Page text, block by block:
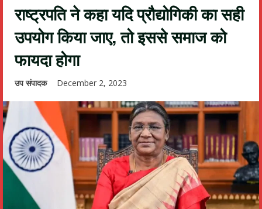
राष्ट्रपति ने कहा यदि प्रौद्योगिकी का सही
उपयोग किया जाए, तो इससे समाज को
फायदा होगा
उप संपादक December 2, 2023